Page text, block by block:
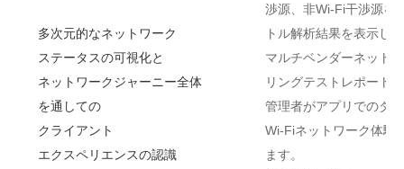
多次元的なネットワーク
ステータスの可視化と
ネットワークジャーニー全体
を通しての
クライアント
エクスペリエンスの認識
渉源、非Wi-Fi干渉源を
トル解析結果を表示し
マルチベンダーネット
リングテストレポート
管理者がアプリでのダ
Wi-Fiネットワーク体験
ます。